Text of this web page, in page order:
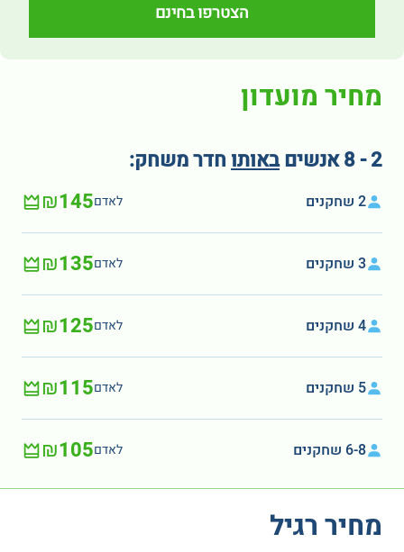
הצטרפו בחינם
מחיר מועדון
2 - 8 אנשים באותו חדר משחק:
2 שחקנים לאדם₪145
3 שחקנים לאדם₪135
4 שחקנים לאדם₪125
5 שחקנים לאדם₪115
6-8 שחקנים לאדם₪105
מחיר רגיל